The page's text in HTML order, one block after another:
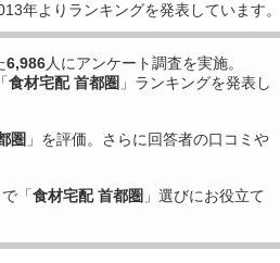
年よりランキングを発表しています。
6,986人にアンケート調査を実施。
食材宅配 首都圏 」ランキングを発表し
圏 」を評価。さらに回答者の口コミや
「食材宅配 首都圏 」選びにお役立て